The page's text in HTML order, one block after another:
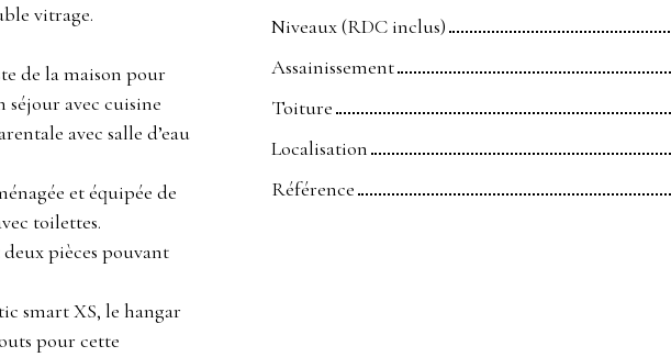
vitrage.
de la maison pour
séjour avec cuisine
avec salle d’eau
et équipée de
toilettes.
pièces pouvant
smart XS, le hangar
pour cette
Niveaux (RDC inclus)
Assainissement
Toiture
Localisation
Référence